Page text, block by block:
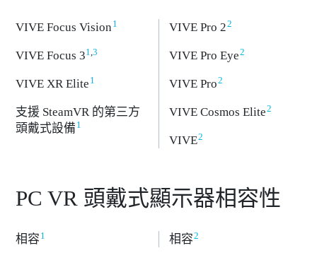
VIVE Focus Vision1
VIVE Focus 31 ,3
VIVE XR Elite1
支援 SteamVR 的第三方
頭戴式設備1
VIVE Pro 22
VIVE Pro Eye2
VIVE Pro2
VIVE Cosmos Elite2
VIVE2
PC VR 頭戴式顯示器相容性
相容1 相容2